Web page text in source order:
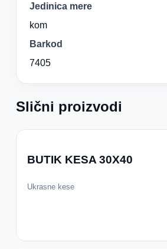
Jedinica mere
kom
Barkod
7405
Slični proizvodi
BUTIK KESA 30X40
Ukrasne kese